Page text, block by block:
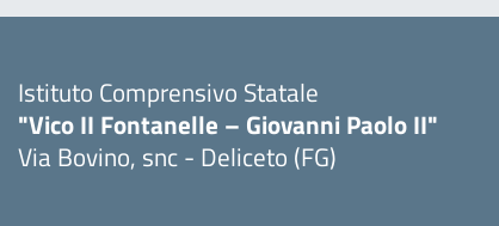
Istituto Comprensivo Statale
"Vico II Fontanelle – Giovanni Paolo II"
Via Bovino, snc - Deliceto (FG)